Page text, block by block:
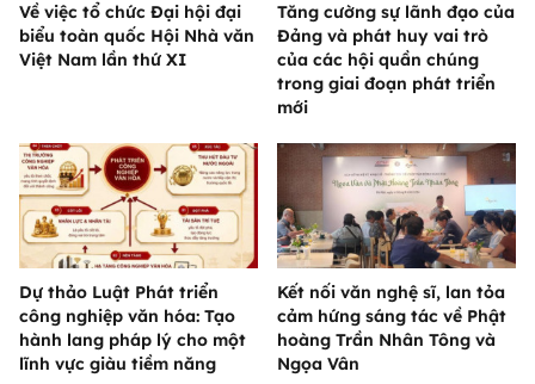
Về việc tổ chức Đại hội đại
biểu toàn quốc Hội Nhà văn
Việt Nam lần thứ XI
Tăng cường sự lãnh đạo của
Đảng và phát huy vai trò
của các hội quần chúng
trong giai đoạn phát triển
mới
Dự thảo Luật Phát triển
công nghiệp văn hóa: Tạo
hành lang pháp lý cho một
lĩnh vực giàu tiềm năng
Kết nối văn nghệ sĩ, lan tỏa
cảm hứng sáng tác về Phật
hoàng Trần Nhân Tông và
Ngọa Vân